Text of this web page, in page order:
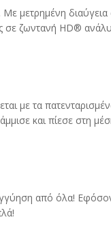
μετρημένη
σε ζωντανή HD®
με τα
και πίεσε στη
εγγύηση από όλα!